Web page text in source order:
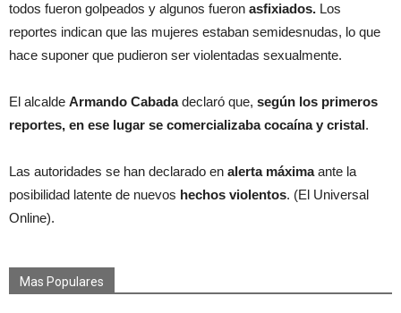
todos fueron golpeados y algunos fueron asfixiados. Los
reportes indican que las mujeres estaban semidesnudas, lo que
hace suponer que pudieron ser violentadas sexualmente.
El alcalde Armando Cabadadeclaró que, según los primeros
reportes, en ese lugar se comercializaba cocaína y cristal.
Las autoridades se han declarado en alerta máximaante la
posibilidad latente de nuevos hechos violentos. (El Universal
Online).
Mas Populares